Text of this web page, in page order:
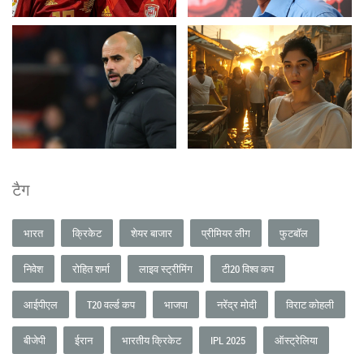
टैग
भारत क्रिकेट शेयर बाजार प्रीमियर लीग फुटबॉल
निवेश रोहित शर्मा लाइव स्ट्रीमिंग टी20 विश्व कप
आईपीएल T20 वर्ल्ड कप भाजपा नरेंद्र मोदी विराट कोहली
बीजेपी ईरान भारतीय क्रिकेट IPL 2025 ऑस्ट्रेलिया